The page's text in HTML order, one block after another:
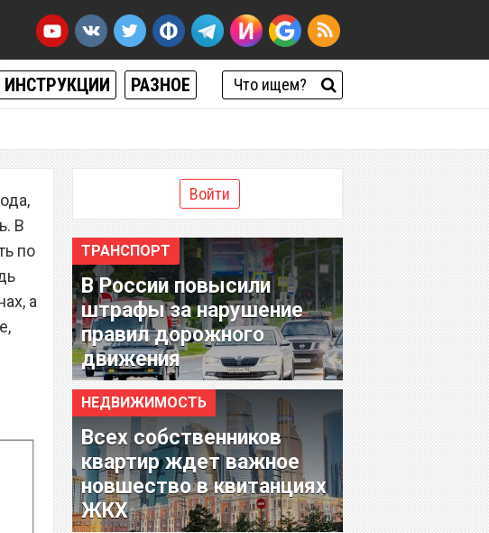
ИНСТРУКЦИИ РАЗНОЕ
В
по
а
Войти
ТРАНСПОРТ
В России повысили
штрафы за нарушение
правил дорожного
движения
НЕДВИЖИМОСТЬ
Всех собственников
квартир ждет важное
новшество в квитанциях
ЖКХ